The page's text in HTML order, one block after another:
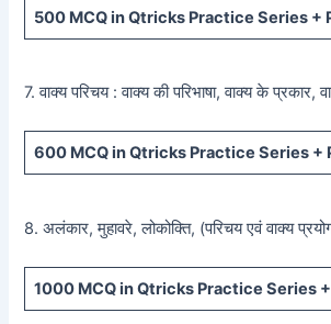
500 MCQ in Qtricks Practice Series +
7. वाक्य परिचय : वाक्य की परिभाषा, वाक्य के प्रकार,
600 MCQ in Qtricks Practice Series +
8. अलंकार, मुहावरे, लोकोक्ति, (परिचय एवं वाक्य
1000 MCQin Qtricks Practice Series +